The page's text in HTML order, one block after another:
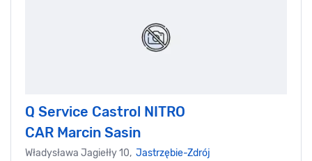
Q Service Castrol NITRO
CAR Marcin Sasin
Władysława Jagiełły 10, Jastrzębie-Zdrój